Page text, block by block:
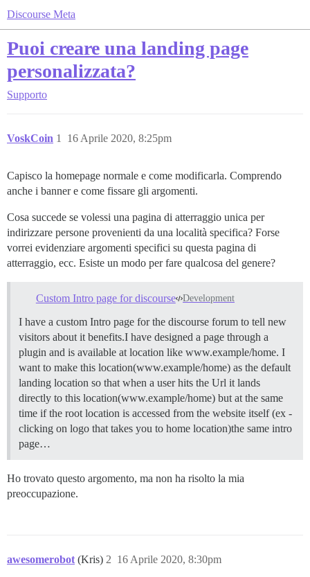
Discourse Meta
Puoi creare una landing page
personalizzata?
Supporto
VoskCoin 16 Aprile 2020, 8:25pm
1
Capisco la homepage normale e come modificarla. Comprendo
anche i banner e come fissare gli argomenti.
Cosa succede se volessi una pagina di atterraggio unica per
indirizzare persone provenienti da una località specifica? Forse
vorrei evidenziare argomenti specifici su questa pagina di
atterraggio, ecc. Esiste un modo per fare qualcosa del genere?
Custom Intro page for discourse Development
I have a custom Intro page for the discourse forum to tell new
visitors about it benefits.I have designed a page through a
plugin and is available at location like www.example/home. I
want to make this location(www.example/home) as the default
landing location so that when a user hits the Url it lands
directly to this location(www.example/home) but at the same
time if the root location is accessed from the website itself (ex -
clicking on logo that takes you to home location)the same intro
page…
Ho trovato questo argomento, ma non ha risolto la mia
preoccupazione.
awesomerobot (Kris) 16 Aprile 2020, 8:30pm
2